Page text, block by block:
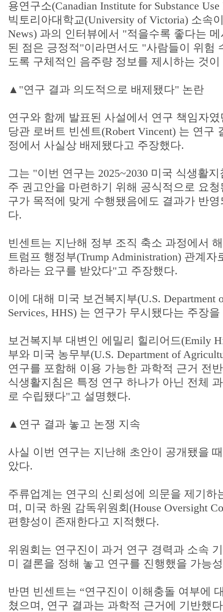
용연구소(Canadian Institute for Substance
빅토리아대학교(University of Victoria) 소속
News) 과의 인터뷰에서 "적을수록 좋다는
된 점은 긍정적"이라면서도 "사람들이 위험
도록 구체적인 음주량 정보를 제시하는 것
▲"연구 결과 의도적으로 배제됐다" 논란
연구와 함께 발표된 사설에서 연구 책임자
당관 로버트 빈센트(Robert Vincent) 는 연구
정에서 사실상 배제됐다고 주장했다.
그는 "이번 연구는 2025~2030 미국 식생활
주 권고안을 마련하기 위해 공식적으로 요
구가 목적에 맞게 수행됐음에도 결과가 반
다.
빈센트는 지난해 정부 조직 축소 과정에서
트럼프 행정부(Trump Administration) 관계
하라는 요구를 받았다"고 주장했다.
이에 대해 미국 보건복지부(U.S. Department
Services, HHS) 는 연구가 무시됐다는 주장
보건복지부 대변인 에밀리 힐리어드(Emily
부와 미국 농무부(U.S. Department of
연구를 포함해 이용 가능한 과학적 근거 전
식생활지침은 특정 연구 하나가 아닌 전체
로 수립됐다"고 설명했다.
▲연구 결과 놓고 논쟁 지속
사실 이번 연구는 지난해 초안이 공개됐을
았다.
주류업계는 연구의 신뢰성에 의문을 제기하
며, 미국 하원 감독위원회(House Oversight
편향성이 존재한다고 지적했다.
위원회는 연구진이 과거 연구 경력과 소속
미 결론을 정해 놓고 연구를 진행했을 가능
반면 빈센트는 “연구진이 이해충돌 여부에
쳤으며, 연구 결과는 과학적 근거에 기반했